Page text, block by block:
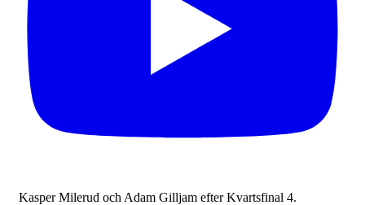
Kasper Milerud och Adam Gilljam efter Kvartsfinal 4.